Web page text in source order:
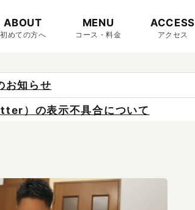
ABOUT
初めての方へ
MENU
コース・料金
ACCESS
アクセス
）の表示不具合について
店へ直接お問い合わせください。
お知らせ